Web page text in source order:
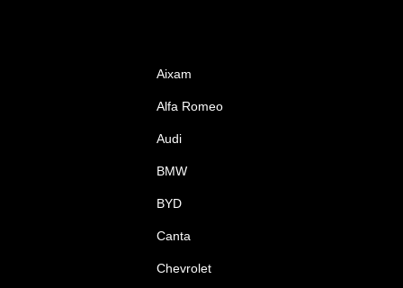
Aixam
Alfa Romeo
Audi
BMW
BYD
Canta
Chevrolet